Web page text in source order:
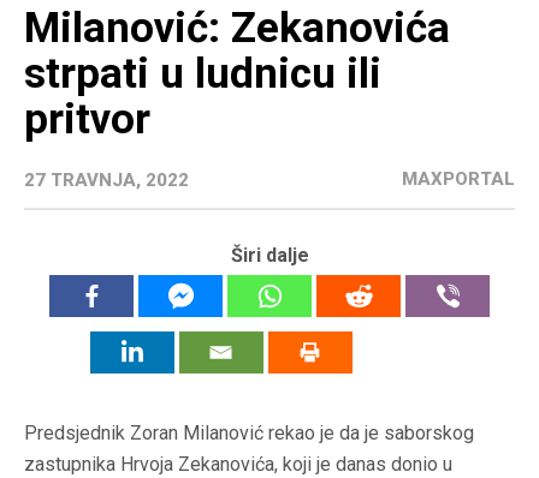
Milanović: Zekanovića
strpati u ludnicu ili
pritvor
27 TRAVNJA, 2022 MAXPORTAL
Širi dalje
Predsjednik Zoran Milanović rekao je da je saborskog
zastupnika Hrvoja Zekanovića, koji je danas donio u